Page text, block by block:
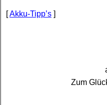
[Akku-Tipp’s ]
Zum